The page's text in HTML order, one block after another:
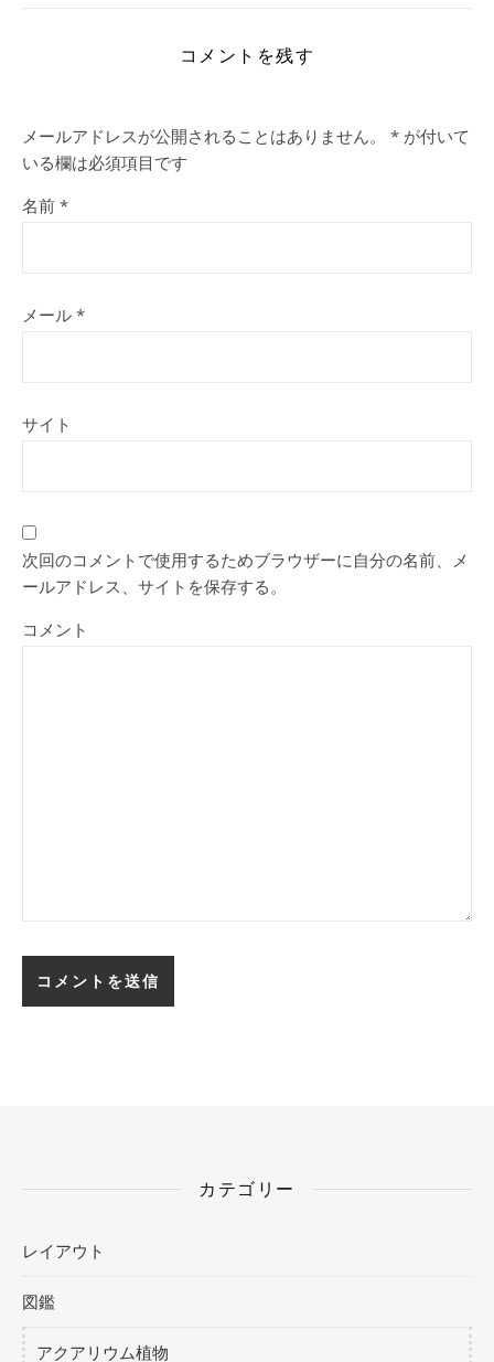
コメントを残す
メールアドレスが公開されることはありません。 * が付いて
いる欄は必須項目です
名前 *
メール *
サイト
次回のコメントで使用するためブラウザーに自分の名前、メ
ールアドレス、サイトを保存する。
コメント
カテゴリー
レイアウト
図鑑
アクアリウム植物